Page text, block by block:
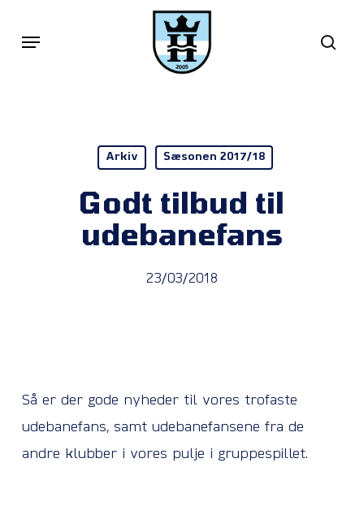
Menu
Arkiv Sæsonen 2017/18
Godt tilbud til
udebanefans
23/03/2018
Så er der gode nyheder til vores trofaste
udebanefans, samt udebanefansene fra de
andre klubber i vores pulje i gruppespillet.